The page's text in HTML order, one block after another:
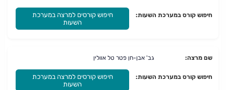
חיפוש קורס במערכת השעות:
חיפוש קורסים למרצה במערכת
השעות
שם מרצה: גב' אבן-חן פטר טל אוולין
חיפוש קורס במערכת השעות:
חיפוש קורסים למרצה במערכת
השעות